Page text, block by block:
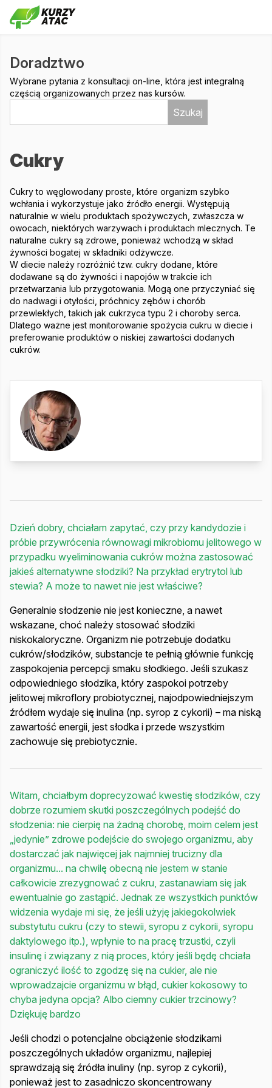
Doradztwo
Wybrane pytania z konsultacji on-line, która jest integralną
częścią organizowanych przez nas kursów.
Szukaj
Cukry
Cukry to węglowodany proste, które organizm szybko
wchłania i wykorzystuje jako źródło energii. Występują
naturalnie w wielu produktach spożywczych, zwłaszcza w
owocach, niektórych warzywach i produktach mlecznych. Te
naturalne cukry są zdrowe, ponieważ wchodzą w skład
żywności bogatej w składniki odżywcze.
W diecie należy rozróżnić tzw. cukry dodane, które
dodawane są do żywności i napojów w trakcie ich
przetwarzania lub przygotowania. Mogą one przyczyniać się
do nadwagi i otyłości, próchnicy zębów i chorób
przewlekłych, takich jak cukrzyca typu 2 i choroby serca.
Dlatego ważne jest monitorowanie spożycia cukru w diecie i
preferowanie produktów o niskiej zawartości dodanych
cukrów.
Dzień dobry, chciałam zapytać, czy przy kandydozie i
próbie przywrócenia równowagi mikrobiomu jelitowego w
przypadku wyeliminowania cukrów można zastosować
jakieś alternatywne słodziki? Na przykład erytrytol lub
stewia? A może to nawet nie jest właściwe?
Generalnie słodzenie nie jest konieczne, a nawet
wskazane, choć należy stosować słodziki
niskokaloryczne. Organizm nie potrzebuje dodatku
cukrów/słodzików, substancje te pełnią głównie funkcję
zaspokojenia percepcji smaku słodkiego. Jeśli szukasz
odpowiedniego słodzika, który zaspokoi potrzeby
jelitowej mikroflory probiotycznej, najodpowiedniejszym
źródłem wydaje się inulina (np. syrop z cykorii) – ma niską
zawartość energii, jest słodka i przede wszystkim
zachowuje się prebiotycznie.
Witam, chciałbym doprecyzować kwestię słodzików, czy
dobrze rozumiem skutki poszczególnych podejść do
słodzenia: nie cierpię na żadną chorobę, moim celem jest
„jedynie” zdrowe podejście do swojego organizmu, aby
dostarczać jak najwięcej jak najmniej trucizny dla
organizmu... na chwilę obecną nie jestem w stanie
całkowicie zrezygnować z cukru, zastanawiam się jak
ewentualnie go zastąpić. Jednak ze wszystkich punktów
widzenia wydaje mi się, że jeśli użyję jakiegokolwiek
substytutu cukru (czy to stewii, syropu z cykorii, syropu
daktylowego itp.), wpłynie to na pracę trzustki, czyli
insulinę i związany z nią proces, który jeśli będę chciała
ograniczyć ilość to zgodzę się na cukier, ale nie
wprowadzajcie organizmu w błąd, cukier kokosowy to
chyba jedyna opcja? Albo ciemny cukier trzcinowy?
Dziękuję bardzo
Jeśli chodzi o potencjalne obciążenie słodzikami
poszczególnych układów organizmu, najlepiej
sprawdzają się źródła inuliny (np. syrop z cykorii),
ponieważ jest to zasadniczo skoncentrowany